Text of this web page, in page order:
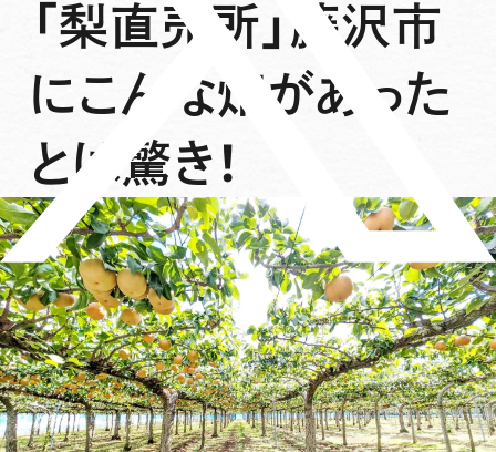
「梨直売所」藤沢市
にこんな畑があった
とは驚き！